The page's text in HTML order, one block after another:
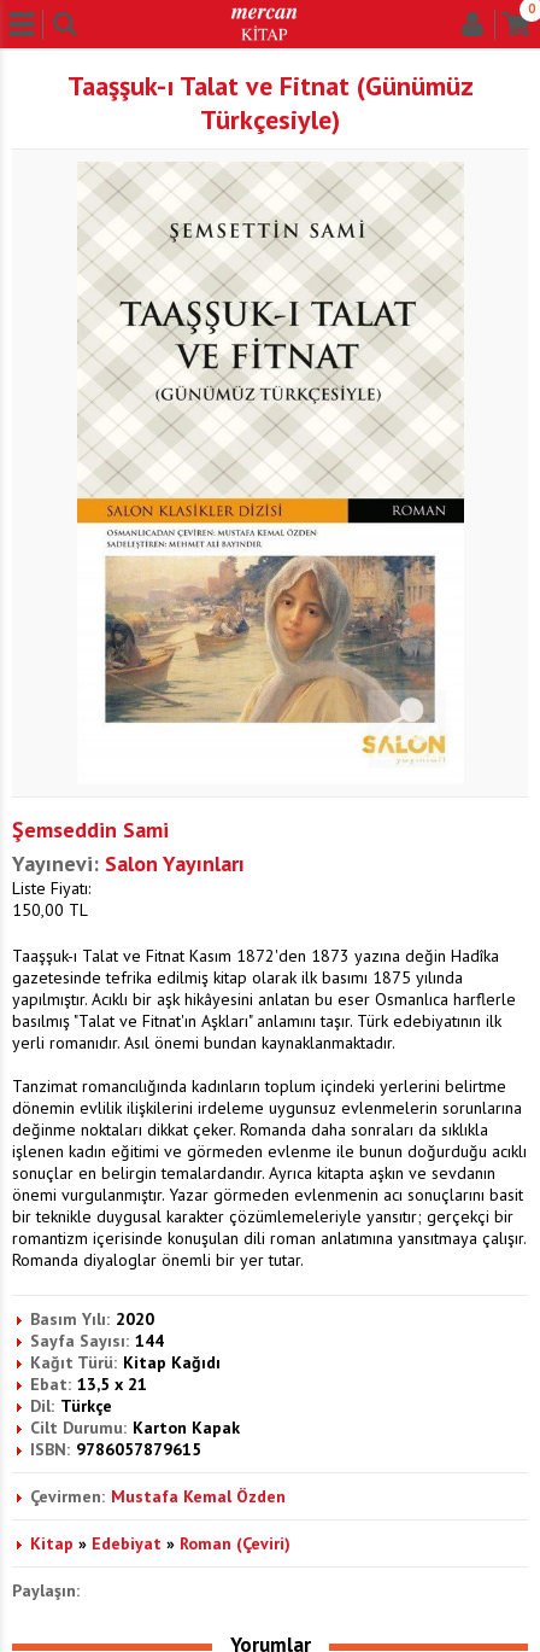
0
Taaşşuk-ı Talat ve Fitnat (Günümüz
Türkçesiyle)
Şemseddin Sami
Yayınevi: Salon Yayınları
Liste Fiyatı:
150,00 TL
Taaşşuk-ı Talat ve Fitnat Kasım 1872'den 1873 yazına değin Hadîka
gazetesinde tefrika edilmiş kitap olarak ilk basımı 1875 yılında
yapılmıştır. Acıklı bir aşk hikâyesini anlatan bu eser Osmanlıca harflerle
basılmış "Talat ve Fitnat'ın Aşkları" anlamını taşır. Türk edebiyatının ilk
yerli romanıdır. Asıl önemi bundan kaynaklanmaktadır.
Tanzimat romancılığında kadınların toplum içindeki yerlerini belirtme
dönemin evlilik ilişkilerini irdeleme uygunsuz evlenmelerin sorunlarına
değinme noktaları dikkat çeker. Romanda daha sonraları da sıklıkla
işlenen kadın eğitimi ve görmeden evlenme ile bunun doğurduğu acıklı
sonuçlar en belirgin temalardandır. Ayrıca kitapta aşkın ve sevdanın
önemi vurgulanmıştır. Yazar görmeden evlenmenin acı sonuçlarını basit
bir teknikle duygusal karakter çözümlemeleriyle yansıtır; gerçekçi bir
romantizm içerisinde konuşulan dili roman anlatımına yansıtmaya çalışır.
Romanda diyaloglar önemli bir yer tutar.
Basım Yılı: 2020
Sayfa Sayısı: 144
Kağıt Türü: Kitap Kağıdı
Ebat: 13,5 x 21
Dil: Türkçe
Cilt Durumu: Karton Kapak
ISBN: 9786057879615
Çevirmen: Mustafa Kemal Özden
Kitap » Edebiyat » Roman (Çeviri)
Paylaşın:
Yorumlar